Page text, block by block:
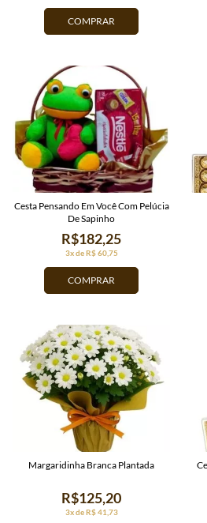
COMPRAR
COMPRAR
3x de R$ 60,75
R$182,25
Cesta Pensando Em Você Com Pelúcia
De Sapinho
3x de R$ 41,73
R$125,20
Margaridinha Branca Plantada